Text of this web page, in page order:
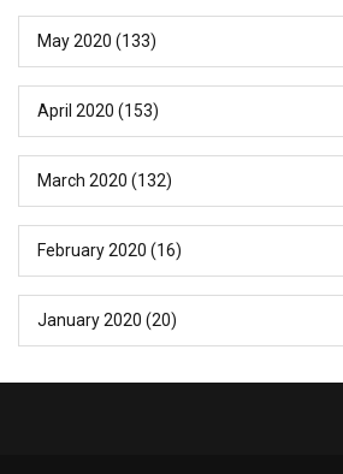
May 2020 (133)
April 2020 (153)
March 2020 (132)
February 2020 (16)
January 2020 (20)